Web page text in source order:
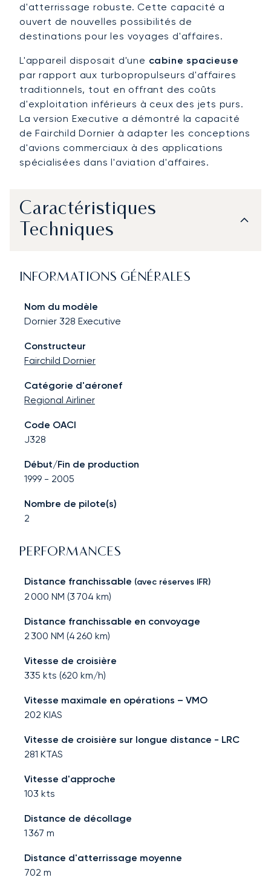
d'atterrissage robuste. Cette capacité a
ouvert de nouvelles possibilités de
destinations pour les voyages d'affaires.
L'appareil disposait d'une cabine spacieuse
par rapport aux turbopropulseurs d'affaires
traditionnels, tout en offrant des coûts
d'exploitation inférieurs à ceux des jets purs.
La version Executive a démontré la capacité
de Fairchild Dornier à adapter les conceptions
d'avions commerciaux à des applications
spécialisées dans l'aviation d'affaires.
Caractéristiques
Techniques
INFORMATIONS GÉNÉRALES
Nom du modèle
Dornier 328 Executive
Constructeur
Fairchild Dornier
Catégorie d'aéronef
Regional Airliner
Code OACI
J328
Début/Fin de production
1999 - 2005
Nombre de pilote(s)
2
PERFORMANCES
Distance franchissable (avec réserves IFR)
2 000 NM (3 704 km)
Distance franchissable en convoyage
2 300 NM (4 260 km)
Vitesse de croisière
335 kts (620 km/h)
Vitesse maximale en opérations – VMO
202 KIAS
Vitesse de croisière sur longue distance - LRC
281 KTAS
Vitesse d'approche
103 kts
Distance de décollage
1 367 m
Distance d'atterrissage moyenne
702 m